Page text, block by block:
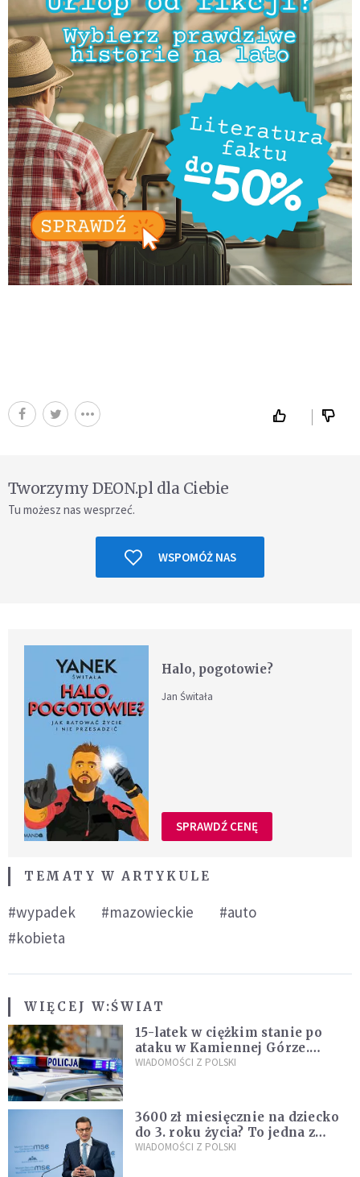
Tworzymy DEON.pl dla Ciebie
Tu możesz nas wesprzeć.
WSPOMÓŻ NAS
Halo, pogotowie?
Jan Świtała
SPRAWDŹ CENĘ
TEMATY W ARTYKULE
#wypadek #mazowieckie
#auto
#kobieta
WIĘCEJ W:ŚWIAT
15-latek w ciężkim stanie po
ataku w Kamiennej Górze.
Policja zatrzymała dwóch
WIADOMOŚCI Z POLSKI
3600 zł miesięcznie na dziecko
do 3. roku życia? To jedna z
propozycji programu "Rozwój
WIADOMOŚCI Z POLSKI